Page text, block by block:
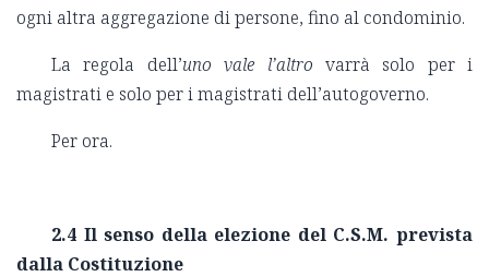
ogni altra aggregazione di persone, fino al condominio.
La regola dell’uno vale l’altro varrà solo per i
magistrati e solo per i magistrati dell’autogoverno.
Per ora.
2.4 Il senso della elezione del C.S.M. prevista
dalla Costituzione